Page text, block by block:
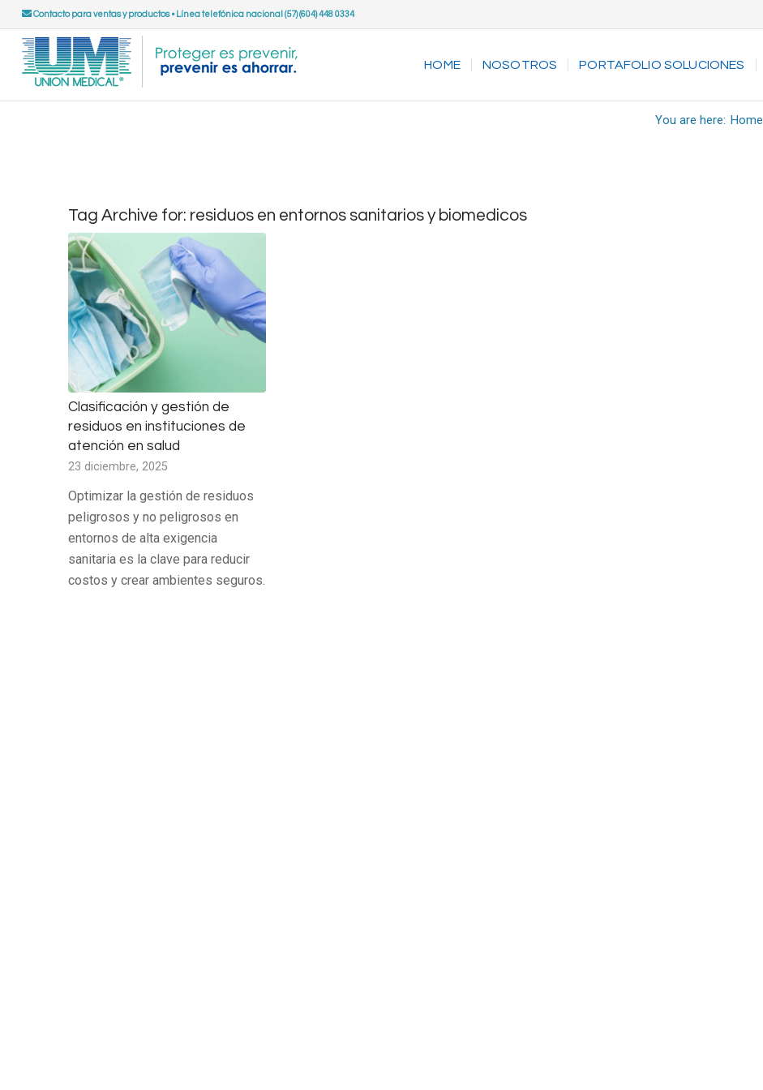
Contacto para ventas y productos• Línea telefónica nacional (57) (604) 448 0334
HOME NOSOTROS PORTAFOLIO SOLUCIONES
You are here: Home
Tag Archive for: residuos en entornos sanitarios y biomedicos
Clasificación y gestión de
residuos en instituciones de
atención en salud
23 diciembre, 2025
Optimizar la gestión de residuos
peligrosos y no peligrosos en
entornos de alta exigencia
sanitaria es la clave para reducir
costos y crear ambientes seguros.